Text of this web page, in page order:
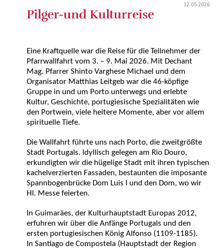
12.05.2026
Pilger-und Kulturreise
Eine Kraftquelle war die Reise für die Teilnehmer der
Pfarrwallfahrt vom 3. – 9. Mai 2026. Mit Dechant
Mag. Pfarrer Shinto Varghese Michael und dem
Organisator Matthias Leitgeb war die 46-köpfige
Gruppe in und um Porto unterwegs und erlebte
Kultur, Geschichte, portugiesische Spezialitäten wie
den Portwein, viele heitere Momente, aber vor allem
spirituelle Tiefe.
Die Wallfahrt führte uns nach Porto, die zweitgrößte
Stadt Portugals. Idyllisch gelegen am Rio Douro,
erkundigten wir die hügelige Stadt mit ihren typischen
kachelverzierten Fassaden, bestaunten die imposante
Spannbogenbrücke Dom Luis I und den Dom, wo wir
Hl. Messe feierten.
In Guimaräes, der Kulturhauptstadt Europas 2012,
erfuhren wir über die Anfänge Portugals und den
ersten portugiesischen König Alfonso (1109-1185).
In Santiago de Compostela (Hauptstadt der Region